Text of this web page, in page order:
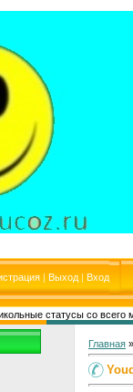
| Выход | Вход
статусы со всего
Главная »